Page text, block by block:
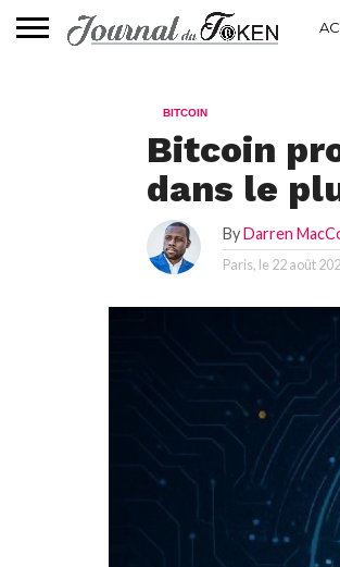
BITCOIN
Bitcoin
dans le
ByDarren
Paris, le 22 août